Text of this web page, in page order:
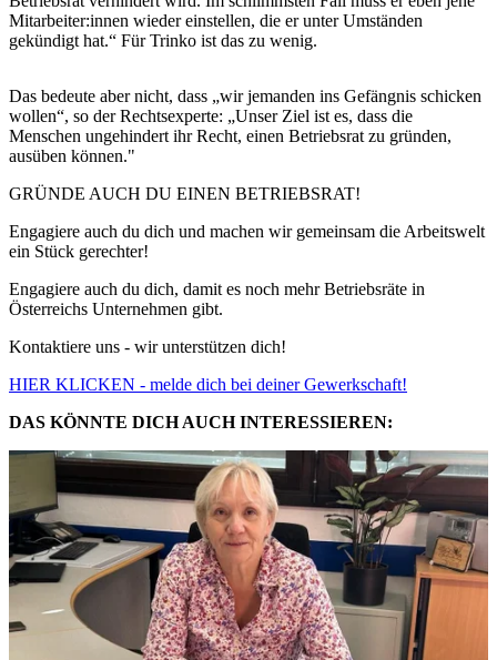
Mitarbeiter:innen wieder einstellen, die er unter Umständen
gekündigt hat.“ Für Trinko ist das zu wenig.
Das bedeute aber nicht, dass „wir jemanden ins Gefängnis schicken
wollen“, so der Rechtsexperte: „Unser Ziel ist es, dass die
Menschen ungehindert ihr Recht, einen Betriebsrat zu gründen,
ausüben können."
GRÜNDE AUCH DU EINEN BETRIEBSRAT!
Engagiere auch du dich und machen wir gemeinsam die Arbeitswelt
ein Stück gerechter!
Engagiere auch du dich, damit es noch mehr Betriebsräte in
Österreichs Unternehmen gibt.
Kontaktiere uns - wir unterstützen dich!
HIER KLICKEN - melde dich bei deiner Gewerkschaft!
DAS KÖNNTE DICH AUCH INTERESSIEREN: